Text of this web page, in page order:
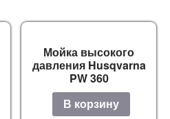
Мойка высокого
давления Husqvarna
PW 360
В корзину